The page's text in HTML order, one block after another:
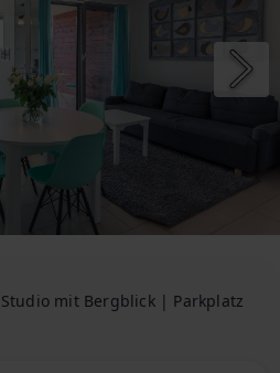
mit Bergblick | Parkplatz